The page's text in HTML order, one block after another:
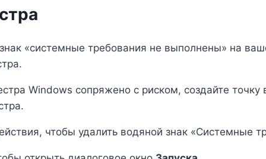
«системные требования не выполнены» на
Windows сопряжено с риском, создайте
чтобы удалить водяной знак «Системные